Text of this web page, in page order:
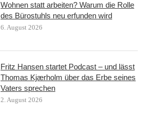
Wohnen statt arbeiten? Warum die Rolle
des Bürostuhls neu erfunden wird
6. August 2026
Fritz Hansen startet Podcast – und lässt
Thomas Kjærholm über das Erbe seines
Vaters sprechen
2. August 2026